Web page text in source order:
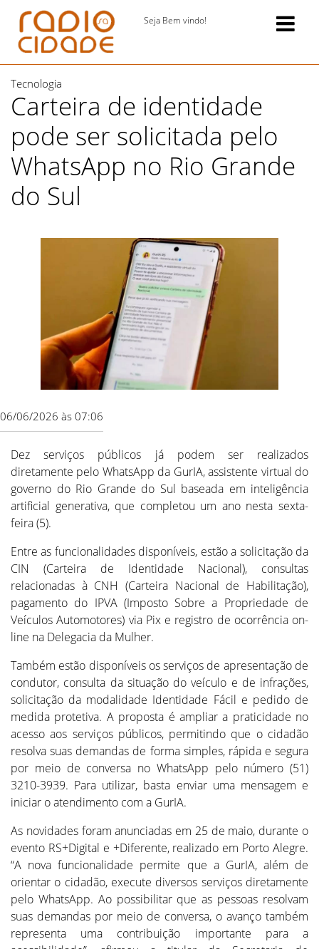
Seja Bem vindo!
Tecnologia
Carteira de identidade
pode ser solicitada pelo
WhatsApp no Rio Grande
do Sul
06/06/2026 às 07:06
Dez serviços públicos já podem ser realizados
diretamente pelo WhatsApp da GurIA, assistente virtual do
governo do Rio Grande do Sul baseada em inteligência
artificial generativa, que completou um ano nesta sexta-
feira (5).
Entre as funcionalidades disponíveis, estão a solicitação da
CIN (Carteira de Identidade Nacional), consultas
relacionadas à CNH (Carteira Nacional de Habilitação),
pagamento do IPVA (Imposto Sobre a Propriedade de
Veículos Automotores) via Pix e registro de ocorrência on-
line na Delegacia da Mulher.
Também estão disponíveis os serviços de apresentação de
condutor, consulta da situação do veículo e de infrações,
solicitação da modalidade Identidade Fácil e pedido de
medida protetiva. A proposta é ampliar a praticidade no
acesso aos serviços públicos, permitindo que o cidadão
resolva suas demandas de forma simples, rápida e segura
por meio de conversa no WhatsApp pelo número (51)
3210-3939. Para utilizar, basta enviar uma mensagem e
iniciar o atendimento com a GurIA.
As novidades foram anunciadas em 25 de maio, durante o
evento RS+Digital e +Diferente, realizado em Porto Alegre.
“A nova funcionalidade permite que a GurIA, além de
orientar o cidadão, execute diversos serviços diretamente
pelo WhatsApp. Ao possibilitar que as pessoas resolvam
suas demandas por meio de conversa, o avanço também
representa uma contribuição importante para a